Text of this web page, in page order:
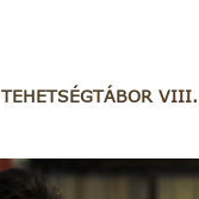
TEHETSÉGTÁBOR VIII.